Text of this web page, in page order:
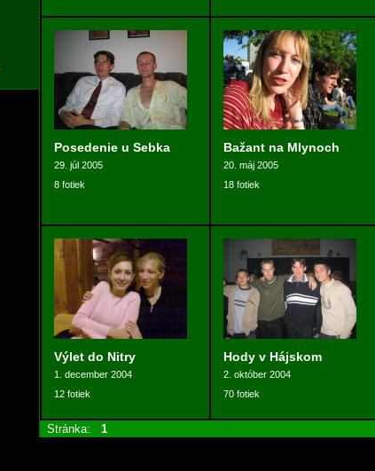
Posedenie u Sebka
29. júl 2005
8 fotiek
Bažant na Mlynoch
20. máj 2005
18 fotiek
Výlet do Nitry
1. december 2004
12 fotiek
Hody v Hájskom
2. október 2004
70 fotiek
Stránka: 1